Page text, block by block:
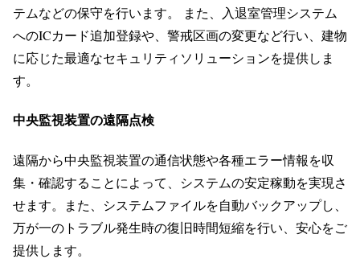
テムなどの保守を行います。 また、入退室管理システム
へのICカード追加登録や、警戒区画の変更など行い、建物
に応じた最適なセキュリティソリューションを提供しま
す。
中央監視装置の遠隔点検
遠隔から中央監視装置の通信状態や各種エラー情報を収
集・確認することによって、システムの安定稼動を実現さ
せます。また、システムファイルを自動バックアップし、
万が一のトラブル発生時の復旧時間短縮を行い、安心をご
提供します。